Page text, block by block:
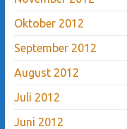
Oktober 2012
September 2012
August 2012
Juli 2012
Juni 2012